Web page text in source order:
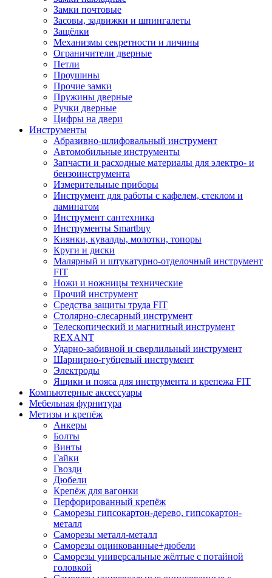
Замки почтовые
Засовы, задвижки и шпингалеты
Защёлки
Механизмы секретности и личины
Ограничители дверные
Петли
Проушины
Прочие замки
Пружины дверные
Ручки дверные
Цифры на двери
Инструменты
Абразивно-шлифовальный инструмент
Автомобильные инструменты
Запчасти и расходные материалы для электро- и
бензоинструмента
Измерительные приборы
Инструмент для работы с кафелем, стеклом и
ламинатом
Инструмент сантехника
Инструменты Smartbuy
Киянки, кувалды, молотки, топоры
Круги и диски
Малярный и штукатурно-отделочный инструмент
FIT
Ножи и ножницы технические
Прочий инструмент
Средства защиты труда FIT
Столярно-слесарный инструмент
Телескопический и магнитный инструмент
REXANT
Ударно-забивной и сверлильный инструмент
Шарнирно-губцевый инструмент
Электроды
Ящики и пояса для инструмента и крепежа FIT
Компьютерные аксессуары
Мебельная фурнитура
Метизы и крепёж
Анкеры
Болты
Винты
Гайки
Гвозди
Дюбели
Крепёж для вагонки
Перфорированный крепёж
Саморезы гипсокартон-дерево, гипсокартон-
металл
Саморезы металл-металл
Саморезы оцинкованные+дюбели
Саморезы универсальные жёлтые с потайной
головкой